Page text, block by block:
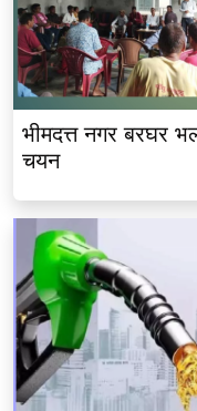
भीमदत्त नगर बरघर
चयन